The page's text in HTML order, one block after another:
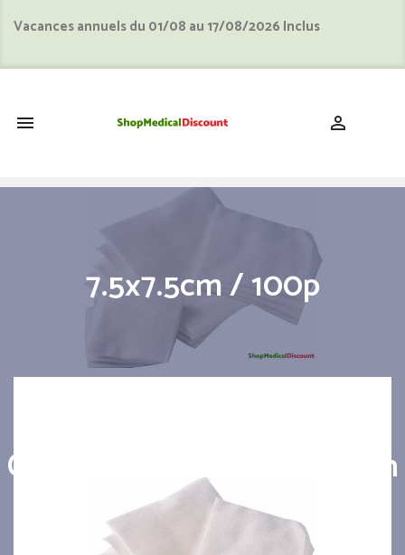
Vacances annuels du 01/08 au 17/08/2026 Inclus
 
7.5x7.5cm / 100p
Compresses non-tissees non